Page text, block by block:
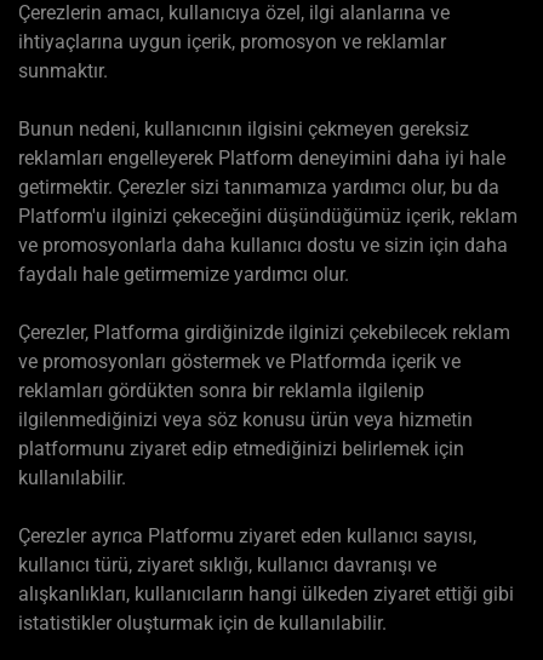
Çerezlerin amacı, kullanıcıya özel, ilgi alanlarına ve
ihtiyaçlarına uygun içerik, promosyon ve reklamlar
sunmaktır.
Bunun nedeni, kullanıcının ilgisini çekmeyen gereksiz
reklamları engelleyerek Platform deneyimini daha iyi hale
getirmektir. Çerezler sizi tanımamıza yardımcı olur, bu da
Platform'u ilginizi çekeceğini düşündüğümüz içerik, reklam
ve promosyonlarla daha kullanıcı dostu ve sizin için daha
faydalı hale getirmemize yardımcı olur.
Çerezler, Platforma girdiğinizde ilginizi çekebilecek reklam
ve promosyonları göstermek ve Platformda içerik ve
reklamları gördükten sonra bir reklamla ilgilenip
ilgilenmediğinizi veya söz konusu ürün veya hizmetin
platformunu ziyaret edip etmediğinizi belirlemek için
kullanılabilir.
Çerezler ayrıca Platformu ziyaret eden kullanıcı sayısı,
kullanıcı türü, ziyaret sıklığı, kullanıcı davranışı ve
alışkanlıkları, kullanıcıların hangi ülkeden ziyaret ettiği gibi
istatistikler oluşturmak için de kullanılabilir.